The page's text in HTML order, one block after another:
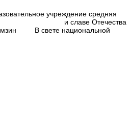
учреждение средняя
и славе Отечества
национальной